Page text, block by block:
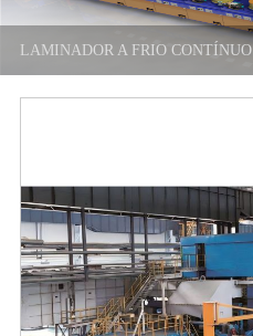
LAMINADOR A FRIO CONTÍNUO